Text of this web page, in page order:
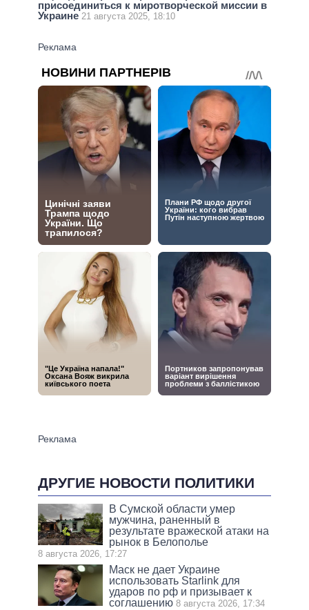
присоединиться к миротворческой миссии в
Украине 21 августа 2025, 18:10
ДРУГИЕ НОВОСТИ ПОЛИТИКИ
В Сумской области умер
мужчина, раненный в
результате вражеской атаки на
рынок в Белополье
8 августа 2026, 17:27
Маск не дает Украине
использовать Starlink для
ударов по рф и призывает к
соглашению 8 августа 2026, 17:34